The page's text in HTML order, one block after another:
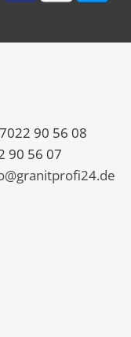
90 56 08
90 56 07